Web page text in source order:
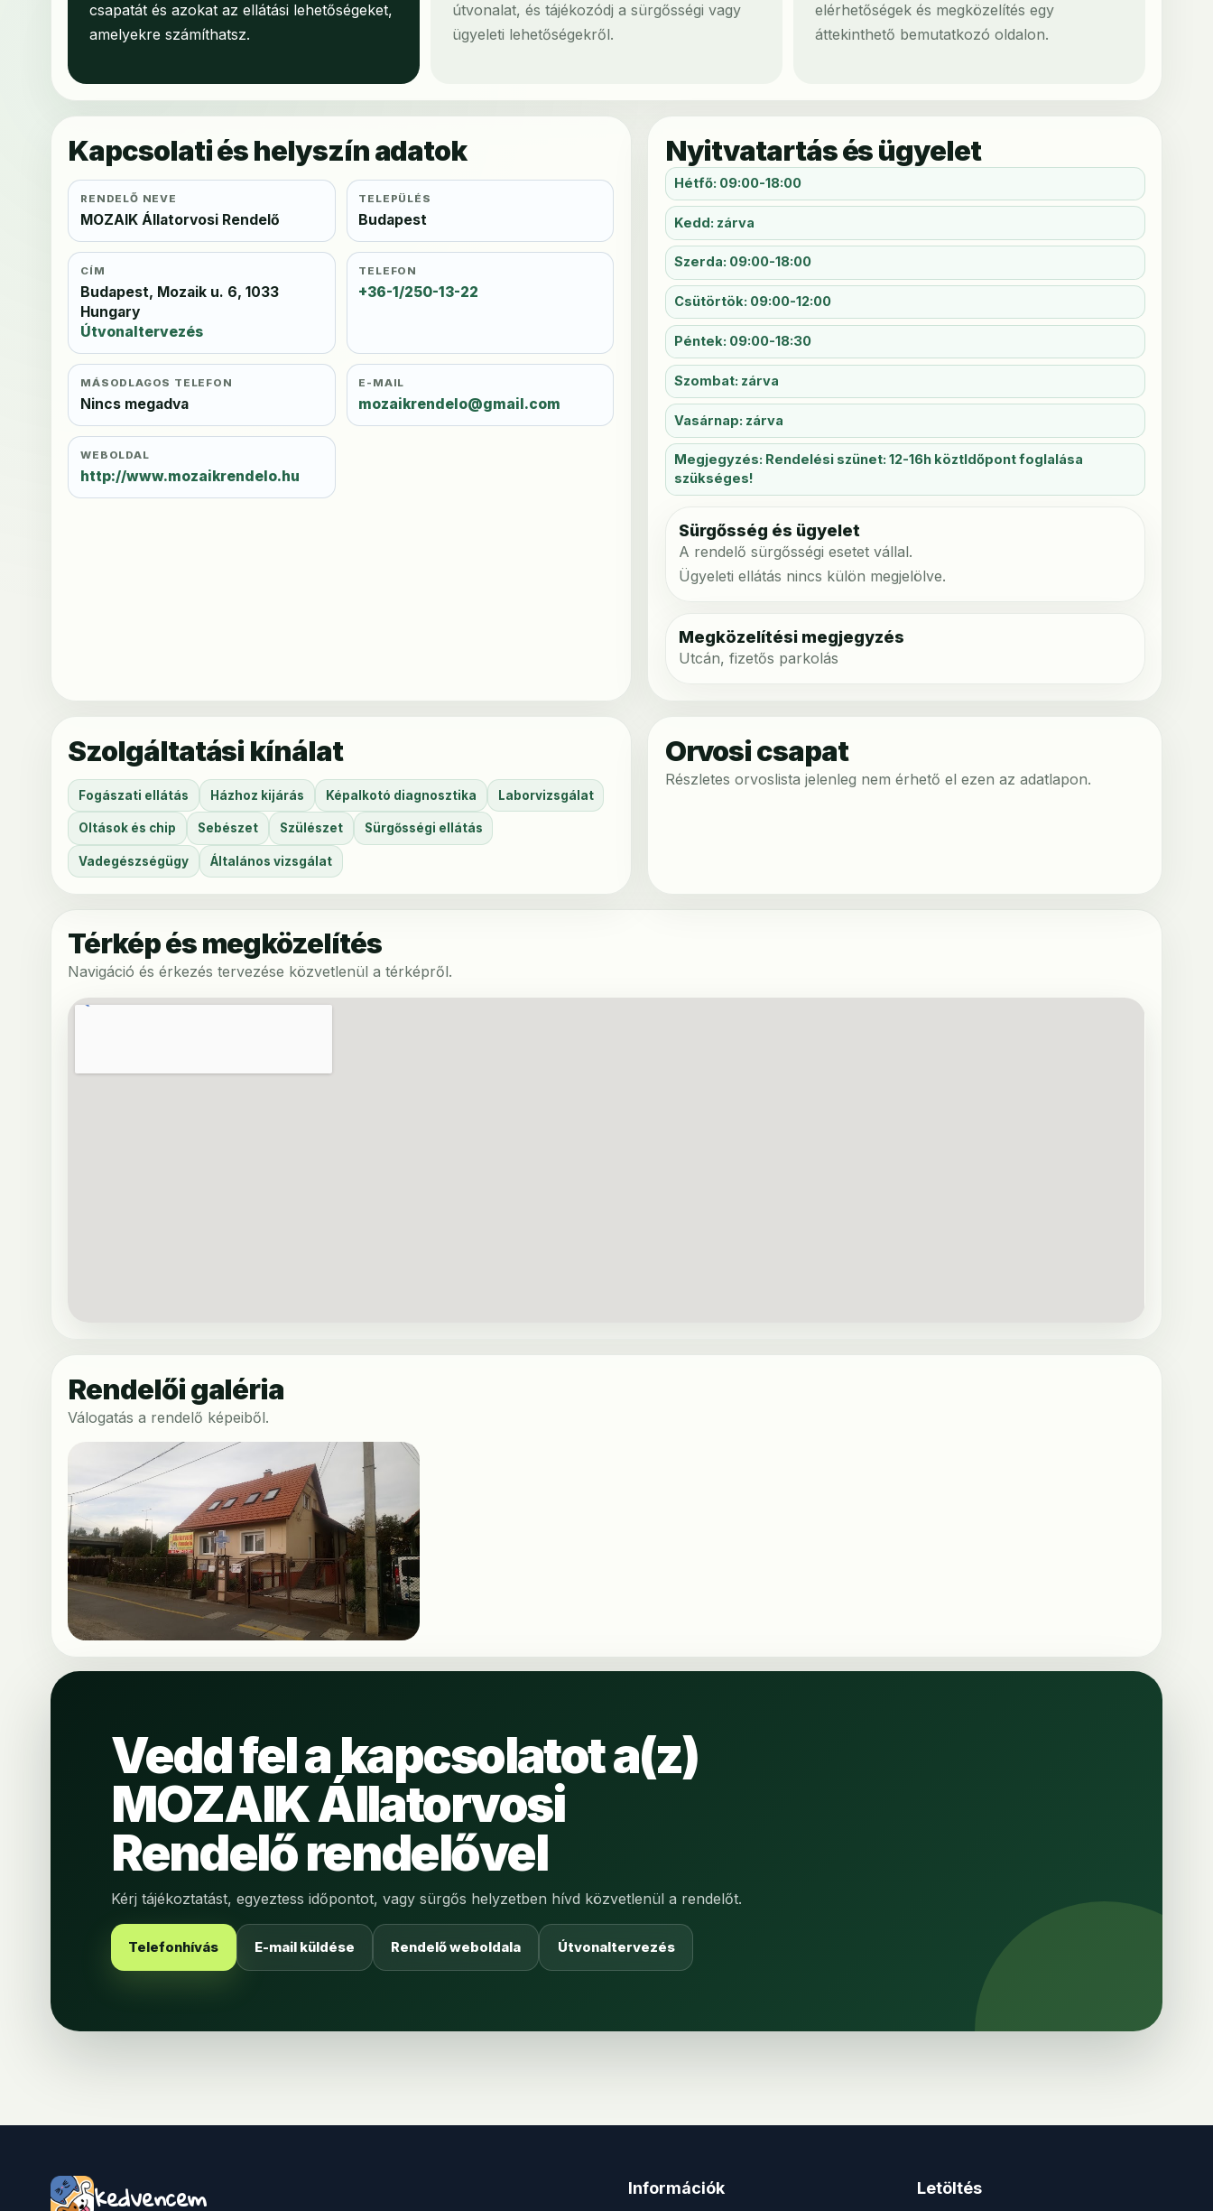
csapatát és azokat az ellátási lehetőségeket,
amelyekre számíthatsz.
útvonalat, és tájékozódj a sürgősségi vagy
ügyeleti lehetőségekről.
elérhetőségek és megközelítés egy
áttekinthető bemutatkozó oldalon.
Kapcsolati és helyszín adatok
RENDELŐ NEVE
MOZAIK Állatorvosi Rendelő
TELEPÜLÉS
Budapest
CÍM
Budapest, Mozaik u. 6, 1033
Hungary
Útvonaltervezés
TELEFON
+36-1/250-13-22
MÁSODLAGOS TELEFON
Nincs megadva
E-MAIL
mozaikrendelo@gmail.com
WEBOLDAL
http://www.mozaikrendelo.hu
Nyitvatartás és ügyelet
Hétfő: 09:00-18:00
Kedd: zárva
Szerda: 09:00-18:00
Csütörtök: 09:00-12:00
Péntek: 09:00-18:30
Szombat: zárva
Vasárnap: zárva
Megjegyzés: Rendelési szünet: 12-16h köztIdőpont foglalása
szükséges!
Sürgősség és ügyelet
A rendelő sürgősségi esetet vállal.
Ügyeleti ellátás nincs külön megjelölve.
Megközelítési megjegyzés
Utcán, fizetős parkolás
Szolgáltatási kínálat
Fogászati ellátás Házhoz kijárás Képalkotó diagnosztika Laborvizsgálat
Oltások és chip Sebészet Szülészet Sürgősségi ellátás
Vadegészségügy Általános vizsgálat
Orvosi csapat
Részletes orvoslista jelenleg nem érhető el ezen az adatlapon.
Térkép és megközelítés
Navigáció és érkezés tervezése közvetlenül a térképről.
Rendelői galéria
Válogatás a rendelő képeiből.
Vedd fel a kapcsolatot a(z)
MOZAIK Állatorvosi
Rendelő rendelővel
Kérj tájékoztatást, egyeztess időpontot, vagy sürgős helyzetben hívd közvetlenül a rendelőt.
Telefonhívás E-mail küldése Rendelő weboldala Útvonaltervezés
kedvencem Információk Letöltés